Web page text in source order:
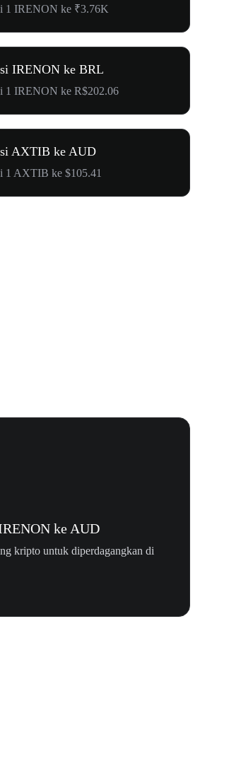
1 IRENON ke ₹3.76K
IRENON ke BRL
1 IRENON ke R$202.06
AXTIB ke AUD
1 AXTIB ke $105.41
ke AUD
kripto untuk diperdagangkan di